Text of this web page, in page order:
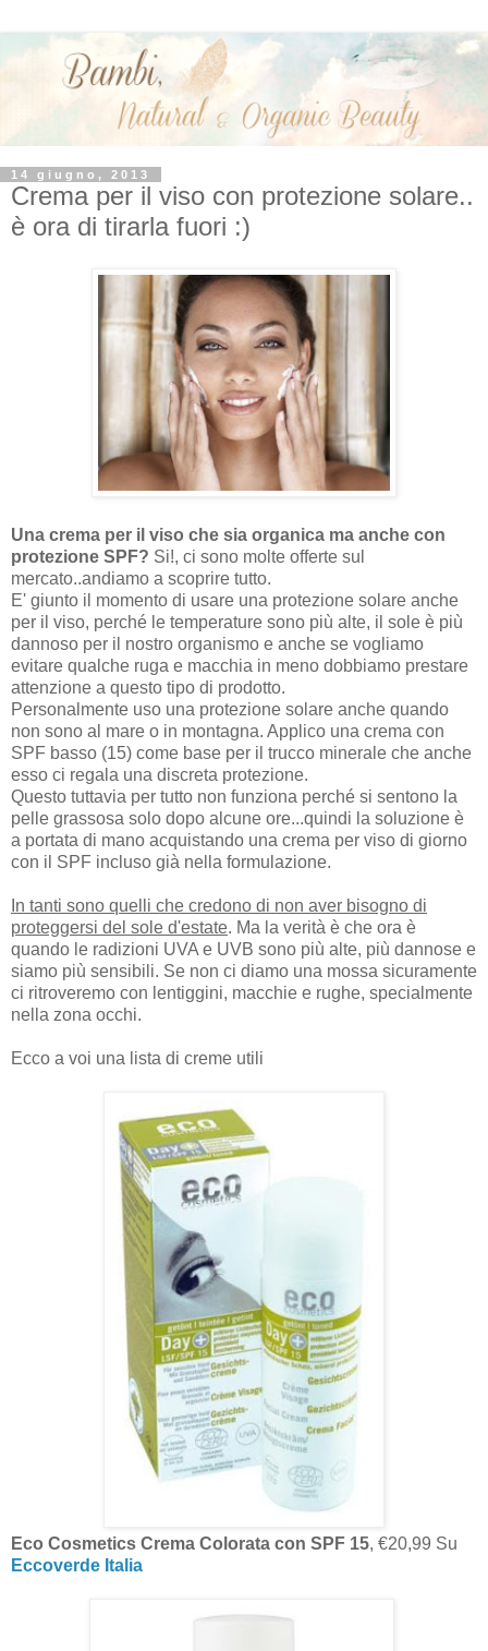
14 giugno, 2013
Crema per il viso con protezione solare..
è ora di tirarla fuori :)
Una crema per il viso che sia organica ma anche con
protezione SPF? Si!, ci sono molte offerte sul
mercato..andiamo a scoprire tutto.
E' giunto il momento di usare una protezione solare anche
per il viso, perché le temperature sono più alte, il sole è più
dannoso per il nostro organismo e anche se vogliamo
evitare qualche ruga e macchia in meno dobbiamo prestare
attenzione a questo tipo di prodotto.
Personalmente uso una protezione solare anche quando
non sono al mare o in montagna. Applico una crema con
SPF basso (15) come base per il trucco minerale che anche
esso ci regala una discreta protezione.
Questo tuttavia per tutto non funziona perché si sentono la
pelle grassosa solo dopo alcune ore...quindi la soluzione è
a portata di mano acquistando una crema per viso di giorno
con il SPF incluso già nella formulazione.
In tanti sono quelli che credono di non aver bisogno di
proteggersi del sole d'estate. Ma la verità è che ora è
quando le radizioni UVA e UVB sono più alte, più dannose e
siamo più sensibili. Se non ci diamo una mossa sicuramente
ci ritroveremo con lentiggini, macchie e rughe, specialmente
nella zona occhi.
Ecco a voi una lista di creme utili
Eco Cosmetics Crema Colorata con SPF 15, €20,99 Su
Eccoverde Italia